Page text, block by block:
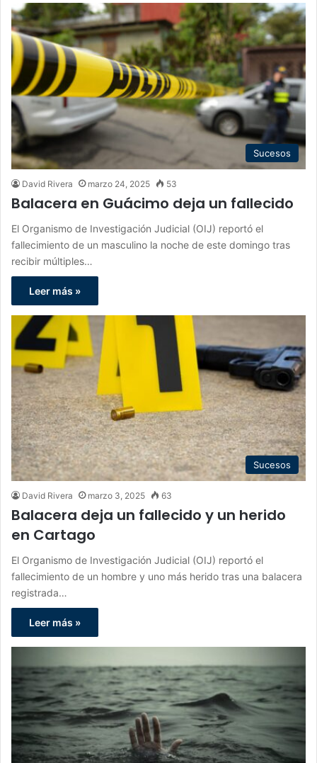
Sucesos
David Rivera marzo 24, 2025 53
Balacera en Guácimo deja un fallecido
El Organismo de Investigación Judicial (OIJ) reportó el
fallecimiento de un masculino la noche de este domingo tras
recibir múltiples…
Leer más »
Sucesos
David Rivera marzo 3, 2025 63
Balacera deja un fallecido y un herido
en Cartago
El Organismo de Investigación Judicial (OIJ) reportó el
fallecimiento de un hombre y uno más herido tras una balacera
registrada…
Leer más »